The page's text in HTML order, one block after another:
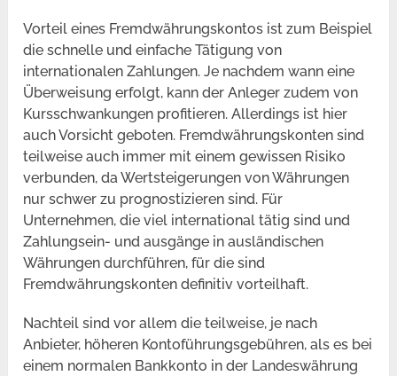
Vorteil eines Fremdwährungskontos ist zum Beispiel
die schnelle und einfache Tätigung von
internationalen Zahlungen. Je nachdem wann eine
Überweisung erfolgt, kann der Anleger zudem von
Kursschwankungen profitieren. Allerdings ist hier
auch Vorsicht geboten. Fremdwährungskonten sind
teilweise auch immer mit einem gewissen Risiko
verbunden, da Wertsteigerungen von Währungen
nur schwer zu prognostizieren sind. Für
Unternehmen, die viel international tätig sind und
Zahlungsein- und ausgänge in ausländischen
Währungen durchführen, für die sind
Fremdwährungskonten definitiv vorteilhaft.
Nachteil sind vor allem die teilweise, je nach
Anbieter, höheren Kontoführungsgebühren, als es bei
einem normalen Bankkonto in der Landeswährung